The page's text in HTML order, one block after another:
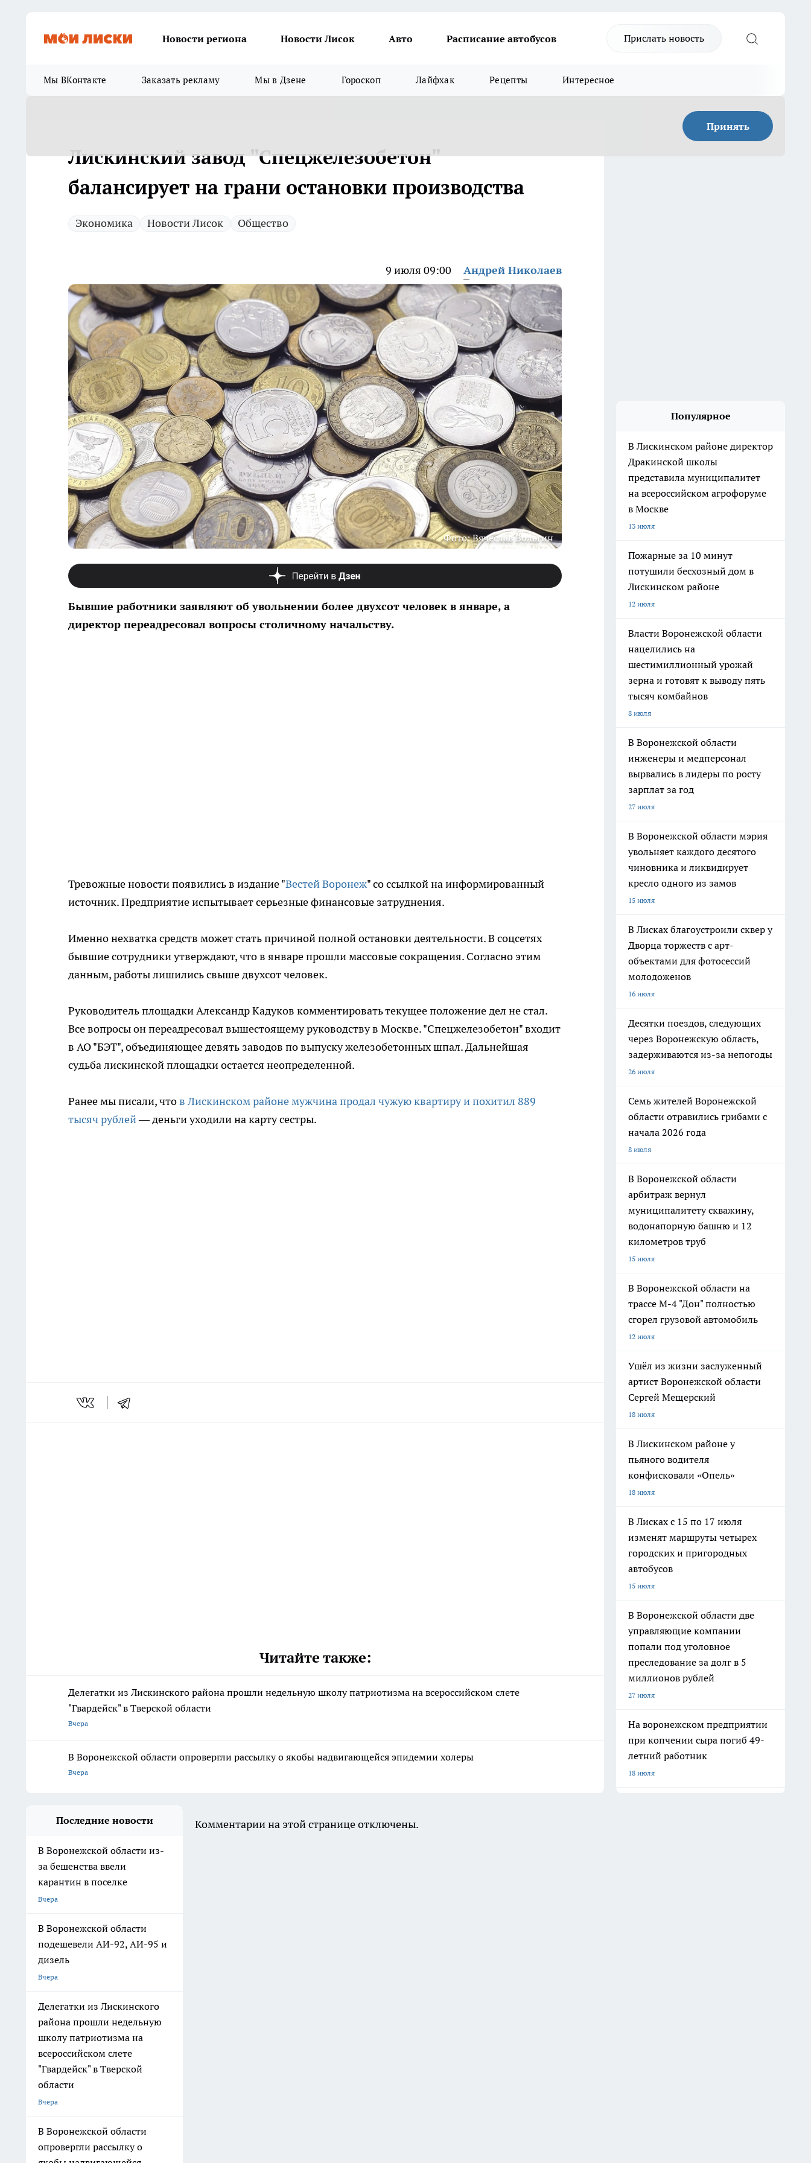
Новости региона Новости Лисок Авто Расписание автобусов Прислать новость
Мы ВКонтакте Заказать рекламу Мы в Дзене Гороскоп Лайфхак Рецепты Интересное
Принять
Лискинский завод "Спецжелезобетон"
балансирует на грани остановки производства
Экономика Новости Лисок Общество
9 июля 09:00 Андрей Николаев
Фото: Вячеслав Вольгин
Бывшие работники заявляют об увольнении более двухсот человек в январе, а
директор переадресовал вопросы столичному начальству.
Тревожные новости появились в издание "Вестей Воронеж" со ссылкой на информированный
источник. Предприятие испытывает серьезные финансовые затруднения.
Именно нехватка средств может стать причиной полной остановки деятельности. В соцсетях
бывшие сотрудники утверждают, что в январе прошли массовые сокращения. Согласно этим
данным, работы лишились свыше двухсот человек.
Руководитель площадки Александр Кадуков комментировать текущее положение дел не стал.
Все вопросы он переадресовал вышестоящему руководству в Москве. "Спецжелезобетон" входит
в АО "БЭТ", объединяющее девять заводов по выпуску железобетонных шпал. Дальнейшая
судьба лискинской площадки остается неопределенной.
Ранее мы писали, чтов Лискинском районе мужчина продал чужую квартиру и похитил 889
тысяч рублей— деньги уходили на карту сестры.
Читайте также:
Делегатки из Лискинского района прошли недельную школу патриотизма на всероссийском слете
"Гвардейск" в Тверской области
Вчера
В Воронежской области опровергли рассылку о якобы надвигающейся эпидемии холеры
Вчера
Популярное
В Лискинском районе директор
Дракинской школы
представила муниципалитет
на всероссийском агрофоруме
в Москве
13 июля
Пожарные за 10 минут
потушили бесхозный дом в
Лискинском районе
12 июля
Власти Воронежской области
нацелились на
шестимиллионный урожай
зерна и готовят к выводу пять
тысяч комбайнов
8 июля
В Воронежской области
инженеры и медперсонал
вырвались в лидеры по росту
зарплат за год
27 июля
В Воронежской области мэрия
увольняет каждого десятого
чиновника и ликвидирует
кресло одного из замов
15 июля
В Лисках благоустроили сквер у
Дворца торжеств с арт-
объектами для фотосессий
молодоженов
16 июля
Десятки поездов, следующих
через Воронежскую область,
задерживаются из-за непогоды
26 июля
Семь жителей Воронежской
области отравились грибами с
начала 2026 года
8 июля
В Воронежской области
арбитраж вернул
муниципалитету скважину,
водонапорную башню и 12
километров труб
15 июля
В Воронежской области на
трассе М-4 "Дон" полностью
сгорел грузовой автомобиль
12 июля
Ушёл из жизни заслуженный
артист Воронежской области
Сергей Мещерский
18 июля
В Лискинском районе у
пьяного водителя
конфисковали «Опель»
18 июля
В Лисках с 15 по 17 июля
изменят маршруты четырех
городских и пригородных
автобусов
15 июля
В Воронежской области две
управляющие компании
попали под уголовное
преследование за долг в 5
миллионов рублей
27 июля
На воронежском предприятии
при копчении сыра погиб 49-
летний работник
18 июля
Последние новости
В Воронежской области из-
за бешенства ввели
карантин в поселке
Вчера
В Воронежской области
подешевели АИ-92, АИ-95 и
дизель
Вчера
Делегатки из Лискинского
района прошли недельную
школу патриотизма на
всероссийском слете
"Гвардейск" в Тверской
области
Вчера
В Воронежской области
опровергли рассылку о
Комментарии на этой странице отключены.